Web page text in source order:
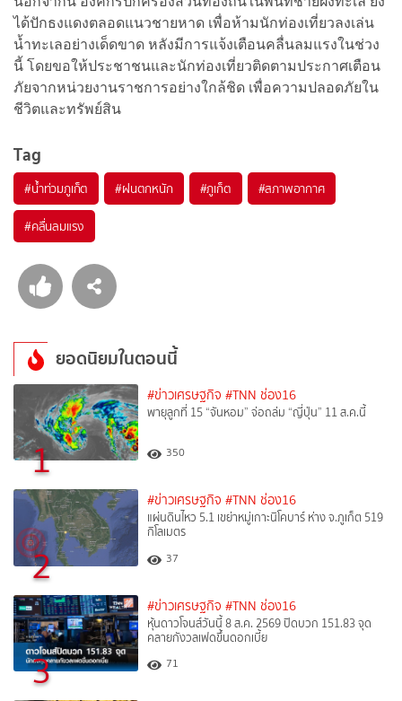
ได้ปักธงแดงตลอดแนวชายหาด เพื่อห้ามนักท่องเที่ยวลงเล่น
น้ำทะเลอย่างเด็ดขาด หลังมีการแจ้งเตือนคลื่นลมแรงในช่วง
นี้ โดยขอให้ประชาชนและนักท่องเที่ยวติดตามประกาศเตือน
ภัยจากหน่วยงานราชการอย่างใกล้ชิด เพื่อความปลอดภัยใน
ชีวิตและทรัพย์สิน
Tag
#น้ำท่วมภูเก็ต #ฝนตกหนัก #ภูเก็ต #สภาพอากาศ
#คลื่นลมแรง
ยอดนิยมในตอนนี้
1
#ข่าวเศรษฐกิจ #TNN ช่อง16
พายุลูกที่ 15 “จันหอม” จ่อถล่ม “ญี่ปุ่น” 11 ส.ค.นี้
350
2
#ข่าวเศรษฐกิจ #TNN ช่อง16
แผ่นดินไหว 5.1 เขย่าหมู่เกาะนิโคบาร์ ห่าง จ.ภูเก็ต 519
กิโลเมตร
37
3
#ข่าวเศรษฐกิจ #TNN ช่อง16
หุ้นดาวโจนส์วันนี้ 8 ส.ค. 2569 ปิดบวก 151.83 จุด
คลายกังวลเฟดขึ้นดอกเบี้ย
71